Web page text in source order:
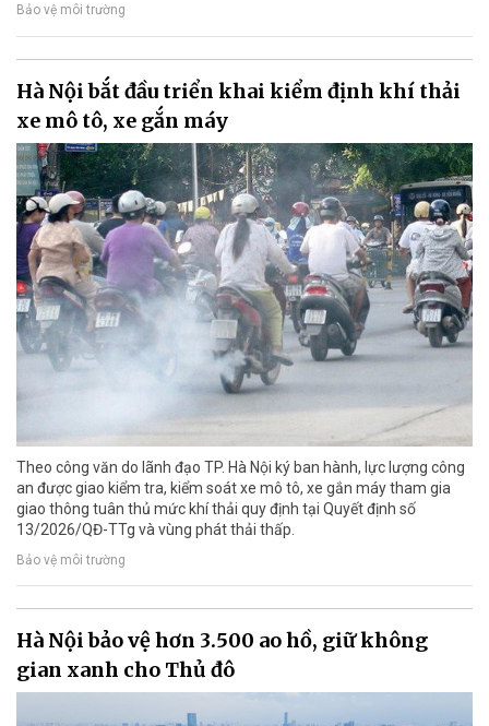
Bảo vệ môi trường
Hà Nội bắt đầu triển khai kiểm định khí thải
xe mô tô, xe gắn máy
Theo công văn do lãnh đạo TP. Hà Nội ký ban hành, lực lượng công
an được giao kiểm tra, kiểm soát xe mô tô, xe gắn máy tham gia
giao thông tuân thủ mức khí thải quy định tại Quyết định số
13/2026/QĐ-TTg và vùng phát thải thấp.
Bảo vệ môi trường
Hà Nội bảo vệ hơn 3.500 ao hồ, giữ không
gian xanh cho Thủ đô